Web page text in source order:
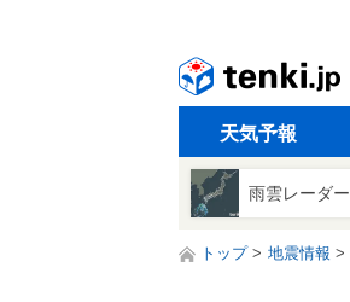
天気予報
雨雲レーダー
トップ 地震情報